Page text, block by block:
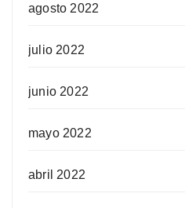
agosto 2022
julio 2022
junio 2022
mayo 2022
abril 2022